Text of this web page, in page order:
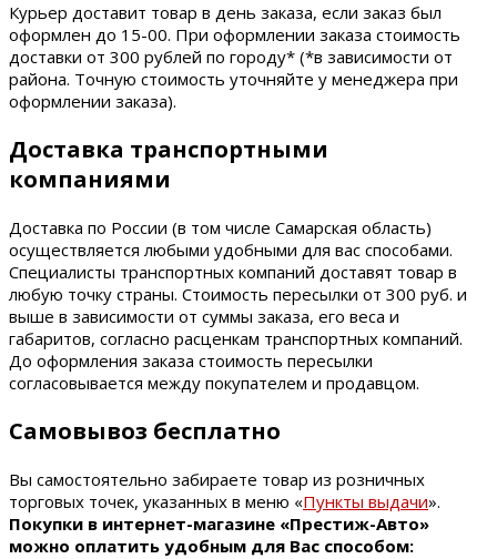
Курьер доставит товар в день заказа, если заказ был
оформлен до 15-00. При оформлении заказа стоимость
доставки от 300 рублей по городу* (*в зависимости от
района. Точную стоимость уточняйте у менеджера при
оформлении заказа).
Доставка транспортными
компаниями
Доставка по России (в том числе Самарская область)
осуществляется любыми удобными для вас способами.
Специалисты транспортных компаний доставят товар в
любую точку страны. Стоимость пересылки от 300 руб. и
выше в зависимости от суммы заказа, его веса и
габаритов, согласно расценкам транспортных компаний.
До оформления заказа стоимость пересылки
согласовывается между покупателем и продавцом.
Самовывоз бесплатно
Вы самостоятельно забираете товар из розничных
торговых точек, указанных в меню «Пункты выдачи».
Покупки в интернет-магазине «Престиж-Авто»
можно оплатить удобным для Вас способом: